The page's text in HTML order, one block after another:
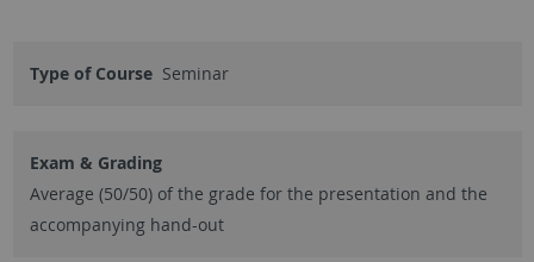
Type of Course Seminar
Exam & Grading
Average (50/50) of the grade for the presentation and the
accompanying hand-out